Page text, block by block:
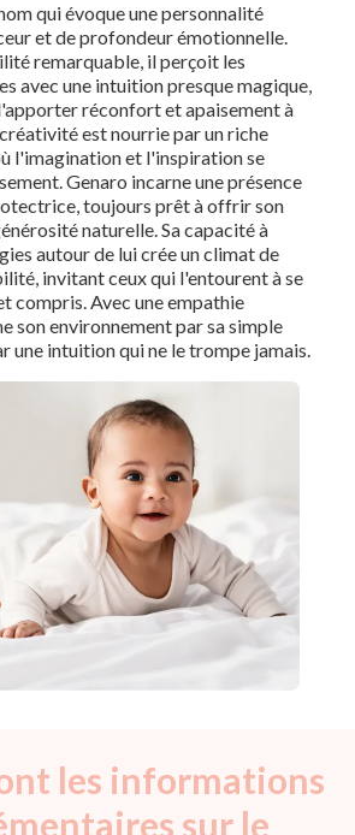
qui évoque une personnalité
et de profondeur émotionnelle.
remarquable, il perçoit les
avec une intuition presque magique,
réconfort et apaisement à
est nourrie par un riche
l'imagination et l'inspiration se
Genaro incarne une présence
toujours prêt à offrir son
naturelle. Sa capacité à
autour de lui crée un climat de
invitant ceux qui l'entourent à se
compris. Avec une empathie
son environnement par sa simple
une intuition qui ne le trompe jamais.
les informations
sur le